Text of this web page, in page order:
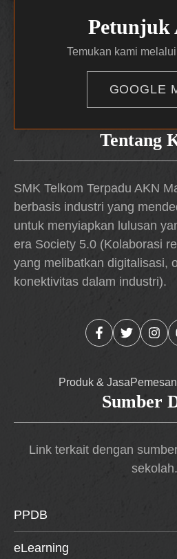
Tentang
SMK Telkom Terpadu AKN
berbasis industri yang
untuk menyiapkan lulusan
era Society 5.0 (Kolaborasi
yang melibatkan digitalisasi,
konektivitas dalam industri).
Produk & Jasa
Petunjuk
Temukan kami
GOOGLE
Sumber
Link terkait dengan
sekolah.
PPDB
eLearning